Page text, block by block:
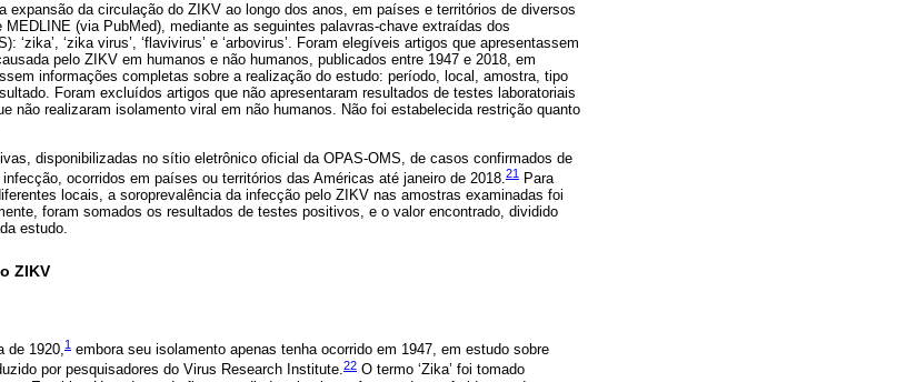
expansão da circulação do ZIKV ao longo dos anos, em países e territórios de diversos
(via PubMed), mediante as seguintes palavras-chave extraídas dos
‘zika’, ‘zika virus’, ‘flavivirus’ e ‘arbovirus’. Foram elegíveis artigos que apresentassem
pelo ZIKV em humanos e não humanos, publicados entre 1947 e 2018, em
informações completas sobre a realização do estudo: período, local, amostra, tipo
Foram excluídos artigos que não apresentaram resultados de testes laboratoriais
não realizaram isolamento viral em não humanos. Não foi estabelecida restrição quanto
disponibilizadas no sítio eletrônico oficial da OPAS-OMS, de casos confirmados de
ocorridos em países ou territórios das Américas até janeiro de 2018.21
Para
locais, a soroprevalência da infecção pelo ZIKV nas amostras examinadas foi
foram somados os resultados de testes positivos, e o valor encontrado, dividido
estudo.
ZIKV
de 1920,1 embora seu isolamento apenas tenha ocorrido em 1947, em estudo sobre
por pesquisadores do Virus Research Institute.22 O termo ‘Zika’ foi tomado